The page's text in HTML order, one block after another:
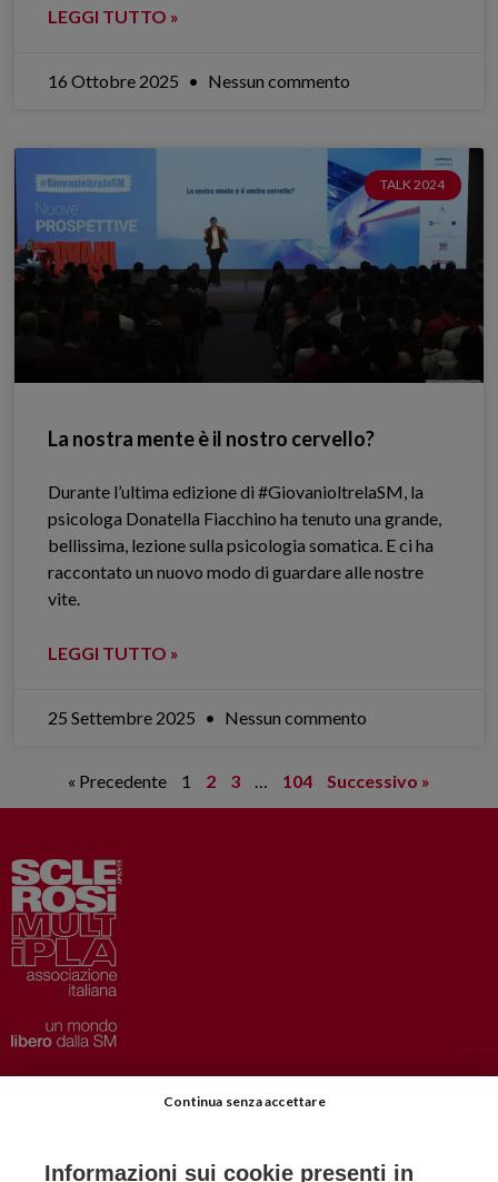
LEGGI TUTTO »
16 Ottobre 2025 Nessun commento
TALK 2024
La nostra mente è il nostro cervello?
Durante l’ultima edizione di #GiovanioltrelaSM, la
psicologa Donatella Fiacchino ha tenuto una grande,
bellissima, lezione sulla psicologia somatica. E ci ha
raccontato un nuovo modo di guardare alle nostre
vite.
LEGGI TUTTO »
25 Settembre 2025 Nessun commento
« Precedente 1 2 3 104 Successivo »
Privacy–Disclaimer
Informazioni sui cookie presenti in
Continua senza accettare